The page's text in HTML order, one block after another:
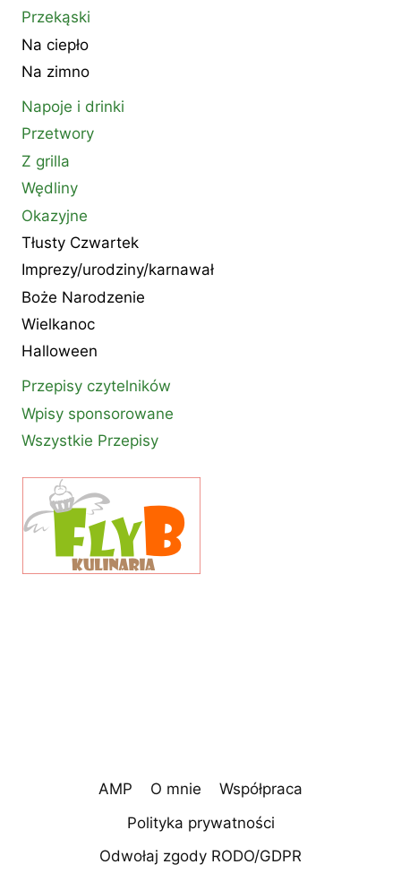
Przekąski
Na ciepło
Na zimno
Napoje i drinki
Przetwory
Z grilla
Wędliny
Okazyjne
Tłusty Czwartek
Imprezy/urodziny/karnawał
Boże Narodzenie
Wielkanoc
Halloween
Przepisy czytelników
Wpisy sponsorowane
Wszystkie Przepisy
AMP O mnie
Współpraca
Polityka prywatności
Odwołaj zgody RODO/GDPR